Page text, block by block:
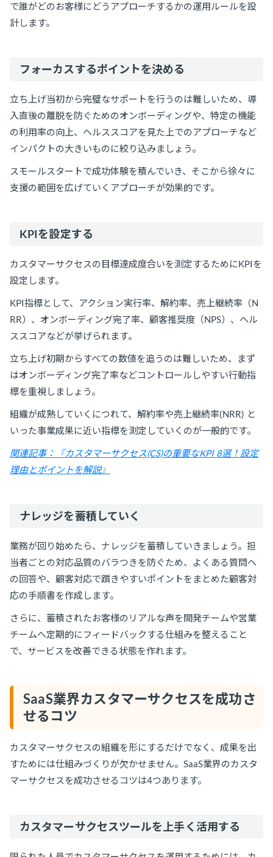
で誰がどのお客様にどうアプローチするかの運用ルールを設
計します。
フォーカスするポイントを決める
立ち上げ当初から完璧なサポートを行うのは難しいため、導
入直後の離脱を防ぐためのオンボーディングや、特定の機能
の利用率の向上、ヘルススコアを見た上でのアプローチなど
インパクトの大きいものに絞り込みましょう。
スモールスタートで成功体験を積んでいき、そこから徐々に
支援の範囲を広げていくアプローチが効果的です。
KPIを設定する
カスタマーサクセスの目標達成度合いを測定するためにKPIを
設定します。
KPI指標として、アクション実行率、解約率、売上継続率（N
RR）、オンボーディング完了率、顧客推奨度（NPS）、ヘル
ススコアなどが挙げられます。
立ち上げ初期からすべての数値を追うのは難しいため、まず
はオンボーディング完了率などコントロールしやすい行動指
標を重視しましょう。
組織が成熟していくにつれて、解約率や売上継続率(NRR) と
いった事業成果に近い指標を測定していくのが一般的です。
関連記事：『カスタマーサクセス(CS)の重要なKPI 8選！設定
理由とポイントを解説』
ナレッジを蓄積していく
業務が回り始めたら、ナレッジを蓄積していきましょう。担
当者ごとの対応品質のバラつきを防ぐため、よくある質問へ
の回答や、顧客対応で躓きやすいポイントをまとめた顧客対
応の手順書を作成します。
さらに、蓄積されたお客様のリアルな声を開発チームや営業
チームへ定期的にフィードバックする仕組みを整えること
で、サービスを改善できる状態を作れます。
SaaS業界カスタマーサクセスを成功さ
せるコツ
カスタマーサクセスの組織を形にするだけでなく、成果を出
すためには仕組みづくりが欠かせません。SaaS業界のカスタ
マーサクセスを成功させるコツは4つあります。
カスタマーサクセスツールを上手く活用する